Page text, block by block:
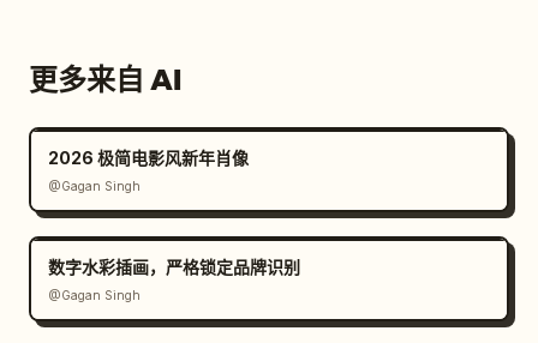
更多来自 AI
2026 极简电影风新年肖像
@Gagan Singh
数字水彩插画，严格锁定品牌识别
@Gagan Singh